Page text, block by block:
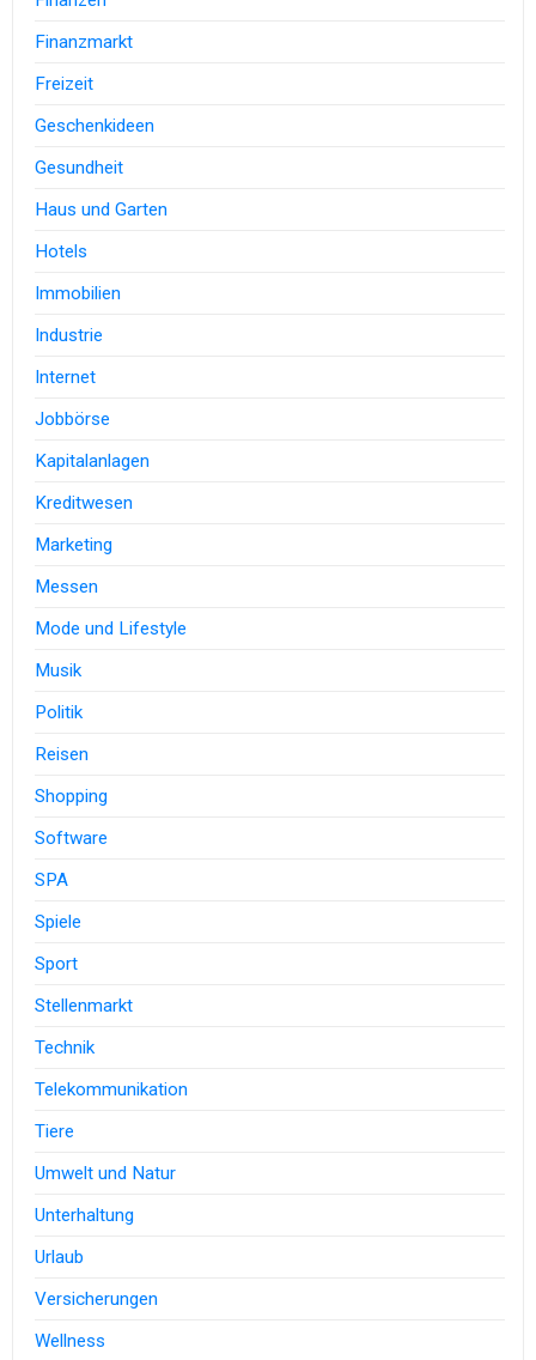
Finanzmarkt
Freizeit
Geschenkideen
Gesundheit
Haus und Garten
Hotels
Immobilien
Industrie
Internet
Jobbörse
Kapitalanlagen
Kreditwesen
Marketing
Messen
Mode und Lifestyle
Musik
Politik
Reisen
Shopping
Software
SPA
Spiele
Sport
Stellenmarkt
Technik
Telekommunikation
Tiere
Umwelt und Natur
Unterhaltung
Urlaub
Versicherungen
Wellness